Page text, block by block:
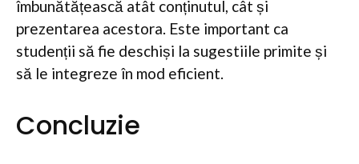
îmbunătățească atât conținutul, cât și
prezentarea acestora. Este important ca
studenții să fie deschiși la sugestiile primite și
să le integreze în mod eficient.
Concluzie